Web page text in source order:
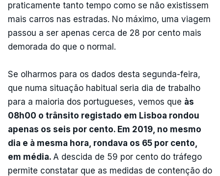
praticamente tanto tempo como se não existissem
mais carros nas estradas. No máximo, uma viagem
passou a ser apenas cerca de 28 por cento mais
demorada do que o normal.
Se olharmos para os dados desta segunda-feira,
que numa situação habitual seria dia de trabalho
para a maioria dos portugueses, vemos que às
08h00 o trânsito registado em Lisboa rondou
apenas os seis por cento. Em 2019, no mesmo
dia e à mesma hora, rondava os 65 por cento,
em média. A descida de 59 por cento do tráfego
permite constatar que as medidas de contenção do